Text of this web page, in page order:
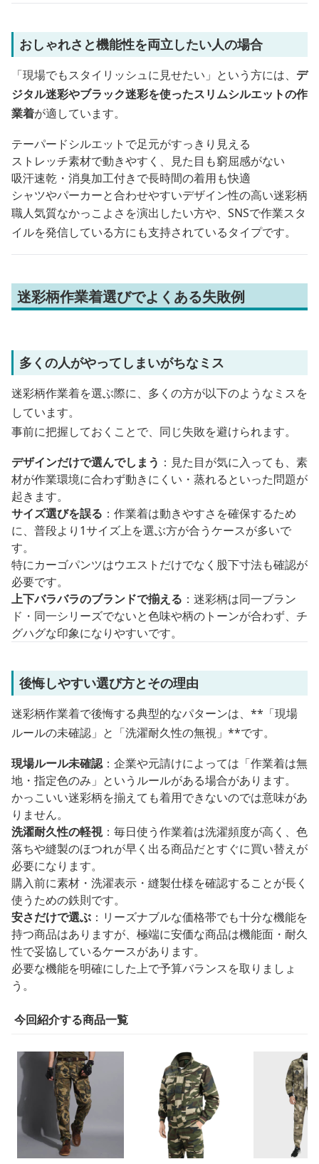
おしゃれさと機能性を両立したい人の場合
「現場でもスタイリッシュに見せたい」という方には、 デ
ジタル迷彩やブラック迷彩を使ったスリムシルエットの作
業着が適しています。
テーパードシルエットで足元がすっきり見える
ストレッチ素材で動きやすく、見た目も窮屈感がない
吸汗速乾・消臭加工付きで長時間の着用も快適
シャツやパーカーと合わせやすいデザイン性の高い迷彩柄
職人気質なかっこよさを演出したい方や、SNSで作業スタ
イルを発信している方にも支持されているタイプです。
迷彩柄作業着選びでよくある失敗例
多くの人がやってしまいがちなミス
迷彩柄作業着を選ぶ際に、多くの方が以下のようなミスを
しています。
事前に把握しておくことで、同じ失敗を避けられます。
デザインだけで選んでしまう ：見た目が気に入っても、素
材が作業環境に合わず動きにくい・蒸れるといった問題が
起きます。
サイズ選びを誤る ：作業着は動きやすさを確保するため
に、普段より1サイズ上を選ぶ方が合うケースが多いで
す。
特にカーゴパンツはウエストだけでなく股下寸法も確認が
必要です。
上下バラバラのブランドで揃える ：迷彩柄は同一ブラン
ド・同一シリーズでないと色味や柄のトーンが合わず、チ
グハグな印象になりやすいです。
後悔しやすい選び方とその理由
迷彩柄作業着で後悔する典型的なパターンは、**「現場
ルールの未確認」と「洗濯耐久性の無視」**です。
現場ルール未確認：企業や元請けによっては「作業着は無
地・指定色のみ」というルールがある場合があります。
かっこいい迷彩柄を揃えても着用できないのでは意味があ
りません。
洗濯耐久性の軽視：毎日使う作業着は洗濯頻度が高く、色
落ちや縫製のほつれが早く出る商品だとすぐに買い替えが
必要になります。
購入前に素材・洗濯表示・縫製仕様を確認することが長く
使うための鉄則です。
安さだけで選ぶ ：リーズナブルな価格帯でも十分な機能を
持つ商品はありますが、極端に安価な商品は機能面・耐久
性で妥協しているケースがあります。
必要な機能を明確にした上で予算バランスを取りましょ
う。
今回紹介する商品一覧